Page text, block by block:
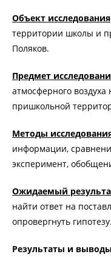
Объект исследования
территории школы и
Поляков.
Предмет
атмосферного
пришкольной
Методы
информации,
эксперимент,
Ожидаемый
найти ответ на
опровергнуть гипотезу.
Результаты и